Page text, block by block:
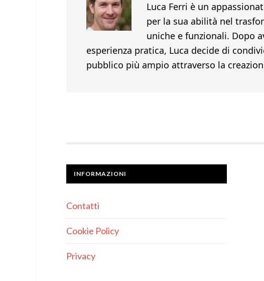
Luca Ferri è un
per la sua abilità nel
uniche e funzionali. Dopo
esperienza pratica, Luca decide di
pubblico più ampio attraverso la
INFORMAZIONI
Contatti
Cookie Policy
Privacy